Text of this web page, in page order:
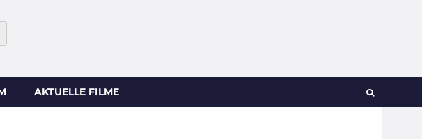
AKTUELLE FILME